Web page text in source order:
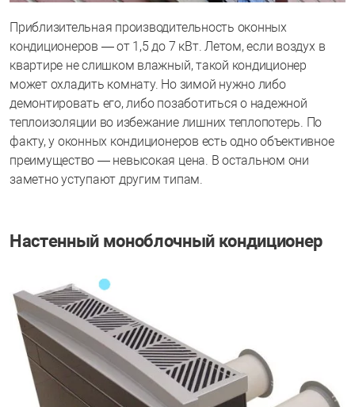
Приблизительная производительность оконных
кондиционеров — от 1,5 до 7 кВт. Летом, если воздух в
квартире не слишком влажный, такой кондиционер
может охладить комнату. Но зимой нужно либо
демонтировать его, либо позаботиться о надежной
теплоизоляции во избежание лишних теплопотерь. По
факту, у оконных кондиционеров есть одно объективное
преимущество — невысокая цена. В остальном они
заметно уступают другим типам.
Настенный моноблочный кондиционер